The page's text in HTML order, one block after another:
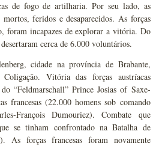
de fogo de artilharia. Por seu lado, as
feridos e desaparecidos. As forças
foram incapazes de explorar a vitória. Do
cerca de 6.000 voluntários.
cidade na província de Brabante,
Vitória das forças austríacas
“Feldmarschall” Prince Josias of Saxe-
francesas (22.000 homens sob comando
François Dumouriez). Combate que
se tinham confrontado na Batalha de
As forças francesas foram novamente